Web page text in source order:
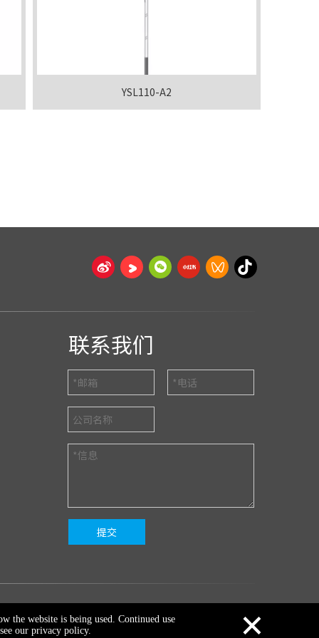
YSL110-A2
联系我们
提交
技术支持：有心网络网站地图
the website is being used. Continued use
our privacy policy.
×